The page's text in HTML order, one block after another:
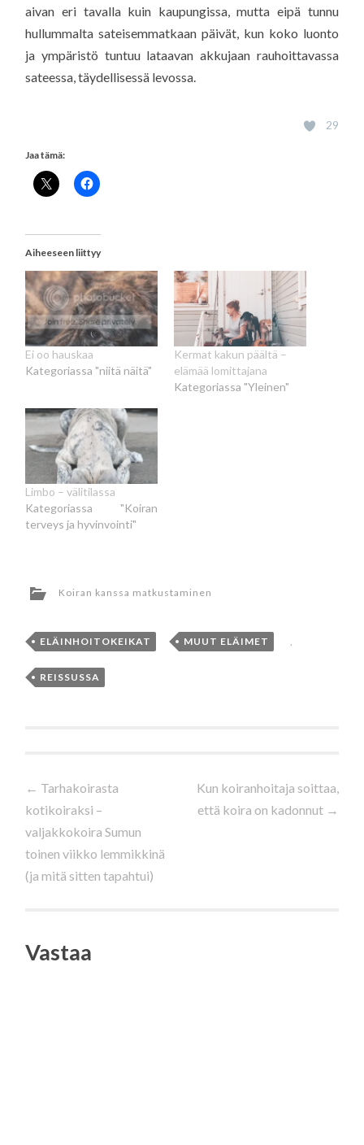
aivan eri tavalla kuin kaupungissa, mutta eipä tunnu
hullummalta sateisemmatkaan päivät, kun koko luonto
ja ympäristö tuntuu lataavan akkujaan rauhoittavassa
sateessa, täydellisessä levossa.
29
Jaa tämä:
Aiheeseen liittyy
Ei oo hauskaa
Kategoriassa "niitä näitä"
Kermat kakun päältä –
elämää lomittajana
Kategoriassa "Yleinen"
Limbo – välitilassa
Kategoriassa "Koiran
terveys ja hyvinvointi"
Koiran kanssa matkustaminen
ELÄINHOITOKEIKAT , MUUT ELÄIMET
REISSUSSA
Artikkelien
selaus
← Tarhakoirasta
kotikoiraksi –
valjakkokoira Sumun
toinen viikko lemmikkinä
(ja mitä sitten tapahtui)
Kun koiranhoitaja soittaa,
että koira on kadonnut →
Vastaa